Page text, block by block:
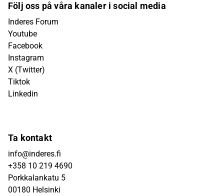
Följ oss på våra kanaler i social media
Inderes Forum
Youtube
Facebook
Instagram
X (Twitter)
Tiktok
Linkedin
Ta kontakt
info@inderes.fi
+358 10 219 4690
Porkkalankatu 5
00180 Helsinki